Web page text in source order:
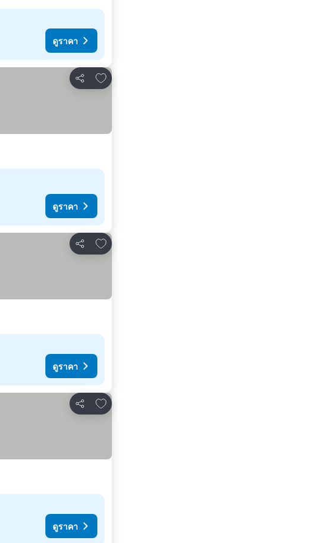
ดูราคา
แชร์
เพิ่มในรายการโปรด
ดูราคา
แชร์
เพิ่มในรายการโปรด
ดูราคา
แชร์
เพิ่มในรายการโปรด
ดูราคา